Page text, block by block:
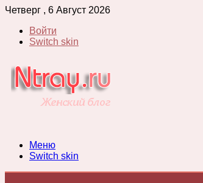
Четверг , 6 Август 2026
Войти
Switch skin
Меню
Switch skin